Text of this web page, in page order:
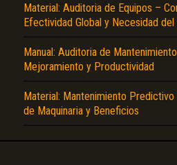
Material: Auditoria de Equipos –
Efectividad Global y Necesidad del
Manual: Auditoria de
Mejoramiento y Productividad
Material: Mantenimiento
de Maquinaria y Beneficios